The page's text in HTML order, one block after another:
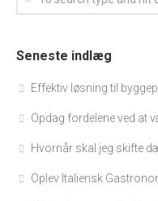
Seneste indlæg
Effektiv løsning til
Opdag fordelene ved at
Hvornår skal jeg skifte
Oplev Italiensk